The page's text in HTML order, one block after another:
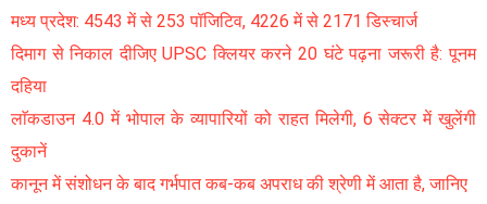
मध्य प्रदेश: 4543 में से 253 पॉजिटिव, 4226 में से 2171 डिस्चार्ज
दिमाग से निकाल दीजिए UPSC क्लियर करने 20 घंटे पढ़ना जरूरी है: पूनम
दहिया
लाॅकडाउन 4.0 में भोपाल के व्यापारियों को राहत मिलेगी, 6 सेक्टर में खुलेंगी
दुकानें
कानून में संशोधन के बाद गर्भपात कब-कब अपराध की श्रेणी में आता है, जानिए